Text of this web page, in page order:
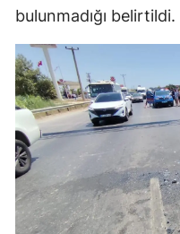
bulunmadığı belirtildi.